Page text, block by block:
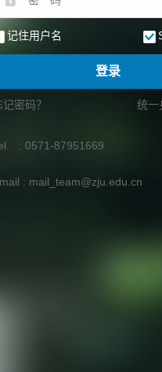
记住用户名
登录
记密码？ 统一
: 0571-87951669
: mail_team@zju.edu.cn